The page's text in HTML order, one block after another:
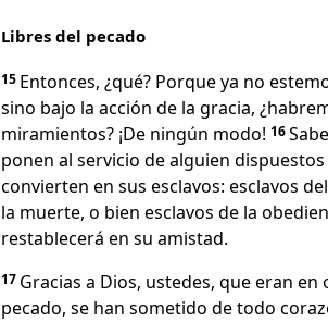
Libres del pecado
15 Entonces, ¿qué? Porque ya no
sino bajo la acción de la gracia,
miramientos? ¡De ningún modo! 16
ponen al servicio de alguien
convierten en sus esclavos: esclavos
la muerte, o bien esclavos de la
restablecerá en su amistad.
17 Gracias a Dios, ustedes, que eran
pecado, se han sometido de todo